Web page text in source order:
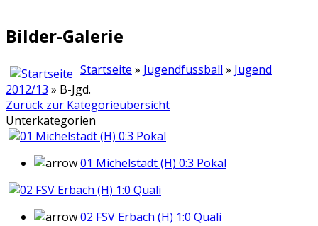
Bilder-Galerie
Startseite » Jugendfussball » Jugend
2012/13 » B-Jgd.
Zurück zur Kategorieübersicht
Unterkategorien
01 Michelstadt (H) 0:3 Pokal
02 FSV Erbach (H) 1:0 Quali